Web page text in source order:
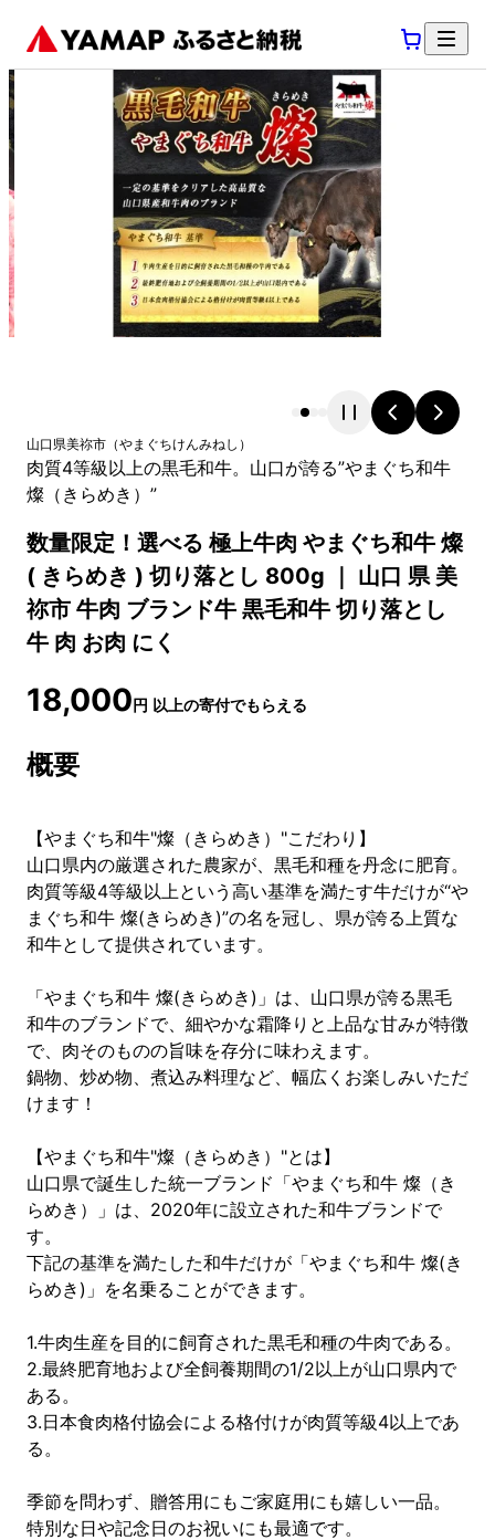
山口県美祢市 （やまぐちけんみねし ）
肉質4等級以上の黒毛和牛。山口が誇る”やまぐち和牛
燦（きらめき）”
数量限定！選べる 極上牛肉 やまぐち和牛 燦
( きらめき ) 切り落とし 800g ｜ 山口 県 美
祢市 牛肉 ブランド牛 黒毛和牛 切り落とし
牛 肉 お肉 にく
18,000円 以上の寄付でもらえる
概要
【やまぐち和牛"燦（きらめき）"こだわり】
山口県内の厳選された農家が、黒毛和種を丹念に肥育。
肉質等級4等級以上という高い基準を満たす牛だけが“や
まぐち和牛 燦(きらめき)”の名を冠し、県が誇る上質な
和牛として提供されています。
「やまぐち和牛 燦(きらめき)」は、山口県が誇る黒毛
和牛のブランドで、細やかな霜降りと上品な甘みが特徴
で、肉そのものの旨味を存分に味わえます。
鍋物、炒め物、煮込み料理など、幅広くお楽しみいただ
けます！
【やまぐち和牛"燦（きらめき）"とは】
山口県で誕生した統一ブランド「やまぐち和牛 燦（き
らめき）」は、2020年に設立された和牛ブランドで
す。
下記の基準を満たした和牛だけが「やまぐち和牛 燦(き
らめき)」を名乗ることができます。
1.牛肉生産を目的に飼育された黒毛和種の牛肉である。
2.最終肥育地および全飼養期間の1/2以上が山口県内で
ある。
3.日本食肉格付協会による格付けが肉質等級4以上であ
る。
季節を問わず、贈答用にもご家庭用にも嬉しい一品。
特別な日や記念日のお祝いにも最適です。